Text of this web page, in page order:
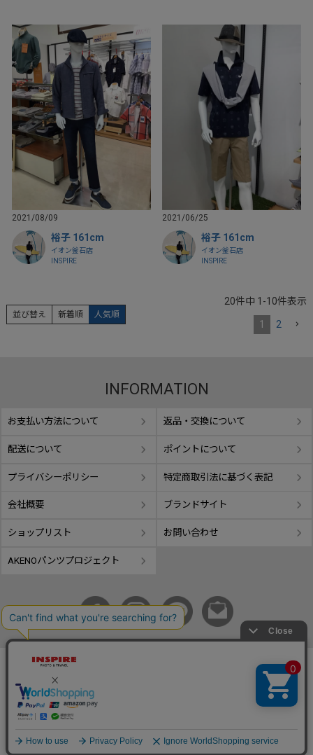
2021/08/09
裕子 161cm
イオン釜石店
INSPIRE
2021/06/25
裕子 161cm
イオン釜石店
INSPIRE
並び替え 新着順 人気順
20件中 1 -10件表示
1 2
INFORMATION
お支払い方法について 返品・交換について
配送について ポイントについて
プライバシーポリシー 特定商取引法に基づく表記
会社概要 ブランドサイト
ショップリスト お問い合わせ
AKENOパンツプロジェクト
copyright © GIFUTAKE All rights reserved.